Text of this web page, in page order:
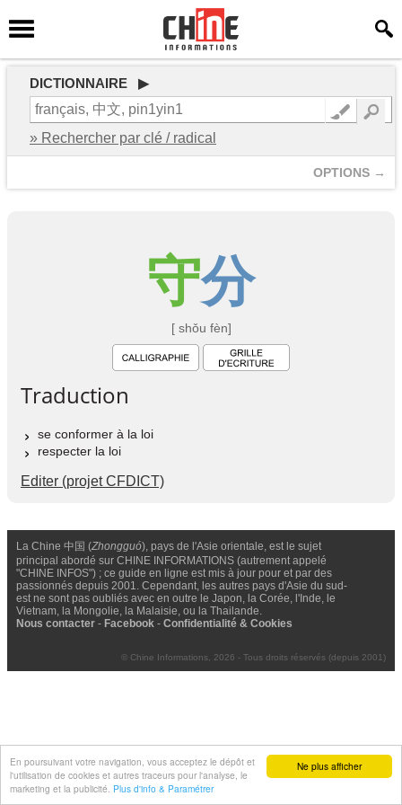
Ne plus afficher
En poursuivant votre navigation, vous acceptez le dépôt et
l'utilisation de cookies et autres traceurs pour l'analyse, le
marketing et la publicité. Plus d'info & Paramétrer
DICTIONNAIRE ▶
» Rechercher par clé / radical
OPTIONS →
守分
[ shǒu fèn]
Traduction
se conformer à la loi
respecter la loi
Editer (projet CFDICT)
La Chine 中国 (Zhongguó), pays de l'Asie orientale, est le sujet
principal abordé sur CHINE INFORMATIONS (autrement appelé
"CHINE INFOS") ; ce guide en ligne est mis à jour pour et par des
passionnés depuis 2001. Cependant, les autres pays d'Asie du sud-
est ne sont pas oubliés avec en outre le Japon, la Corée, l'Inde, le
Vietnam, la Mongolie, la Malaisie, ou la Thailande.
Nous contacter - Facebook - Confidentialité & Cookies
© Chine Informations, 2026 - Tous droits réservés (depuis 2001)